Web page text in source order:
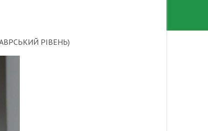
РІВЕНЬ)